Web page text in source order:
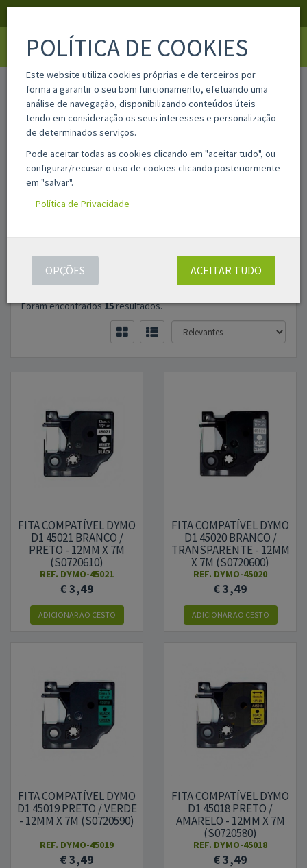
home pesquisa
Filtros
ASSISTENTE DE PESQUISA AVANÇADA
PESQUISAR
PRODUTOS
Foram encontrados15resultados.
FITA COMPATÍVEL DYMO
D1 45021 BRANCO /
PRETO - 12MM X 7M
(S0720610)
REF. DYMO-45021
€ 3,49
ADICIONARAO CESTO
FITA COMPATÍVEL DYMO
D1 45020 BRANCO /
TRANSPARENTE - 12MM
X 7M (S0720600)
REF. DYMO-45020
€ 3,49
ADICIONARAO CESTO
FITA COMPATÍVEL DYMO
D1 45019 PRETO / VERDE
- 12MM X 7M (S0720590)
REF. DYMO-45019
€ 3,49
FITA COMPATÍVEL DYMO
D1 45018 PRETO /
AMARELO - 12MM X 7M
(S0720580)
REF. DYMO-45018
€ 3,49
POLÍTICA DE COOKIES
Este website utiliza cookies próprias e de terceiros por
forma a garantir o seu bom funcionamento, efetuando uma
análise de navegação, disponibilizando conteúdos úteis
tendo em consideração os seus interesses e personalização
de determinados serviços.
Pode aceitar todas as cookies clicando em "aceitar tudo", ou
configurar/recusar o uso de cookies clicando posteriormente
em "salvar".
Política de Privacidade
ACEITAR TUDO
OPÇÕES